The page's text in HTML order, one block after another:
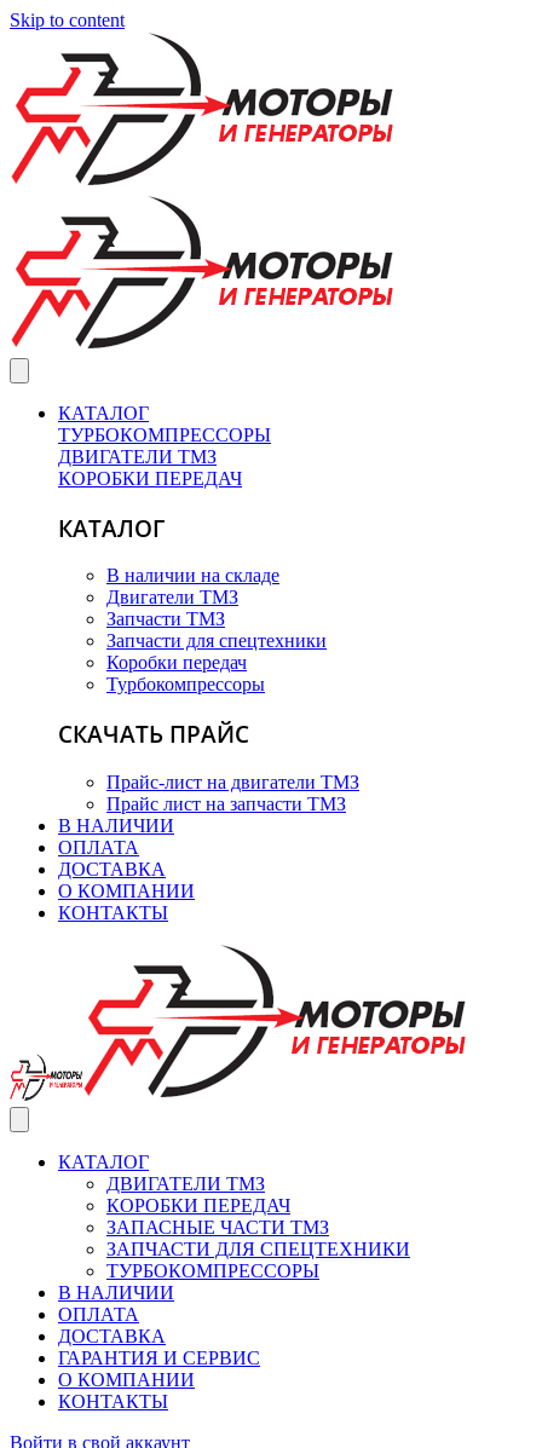
Skip to content
КАТАЛОГ
ТУРБОКОМПРЕССОРЫ
ДВИГАТЕЛИ ТМЗ
КОРОБКИ ПЕРЕДАЧ
КАТАЛОГ
В наличии на складе
Двигатели ТМЗ
Запчасти ТМЗ
Запчасти для спецтехники
Коробки передач
Турбокомпрессоры
СКАЧАТЬ ПРАЙС
Прайс-лист на двигатели ТМЗ
Прайс лист на запчасти ТМЗ
В НАЛИЧИИ
ОПЛАТА
ДОСТАВКА
О КОМПАНИИ
КОНТАКТЫ
КАТАЛОГ
ДВИГАТЕЛИ ТМЗ
КОРОБКИ ПЕРЕДАЧ
ЗАПАСНЫЕ ЧАСТИ ТМЗ
ЗАПЧАСТИ ДЛЯ СПЕЦТЕХНИКИ
ТУРБОКОМПРЕССОРЫ
В НАЛИЧИИ
ОПЛАТА
ДОСТАВКА
ГАРАНТИЯ И СЕРВИС
О КОМПАНИИ
КОНТАКТЫ
Войти в свой аккаунт